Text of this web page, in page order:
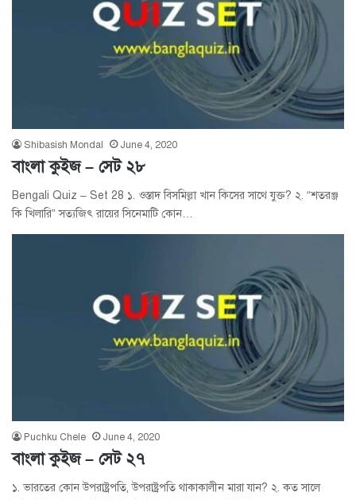
Shibasish Mondal June 4, 2020
বাংলা কুইজ – সেট ২৮
Bengali Quiz – Set 28 ১. ওস্তাদ বিসমিল্লা খান কিসের সাথে যুক্ত? ২. “‎শতরঞ্জ
কি খিলারি” সত্যজিৎ রায়ের সিনেমাটি কোন…
Puchku Chele June 4, 2020
বাংলা কুইজ – সেট ২৭
১. ভারতের কোন উপরাষ্ট্রপতি, উপরাষ্ট্রপতি থাকাকালীন মারা যান? ২. কত সালে